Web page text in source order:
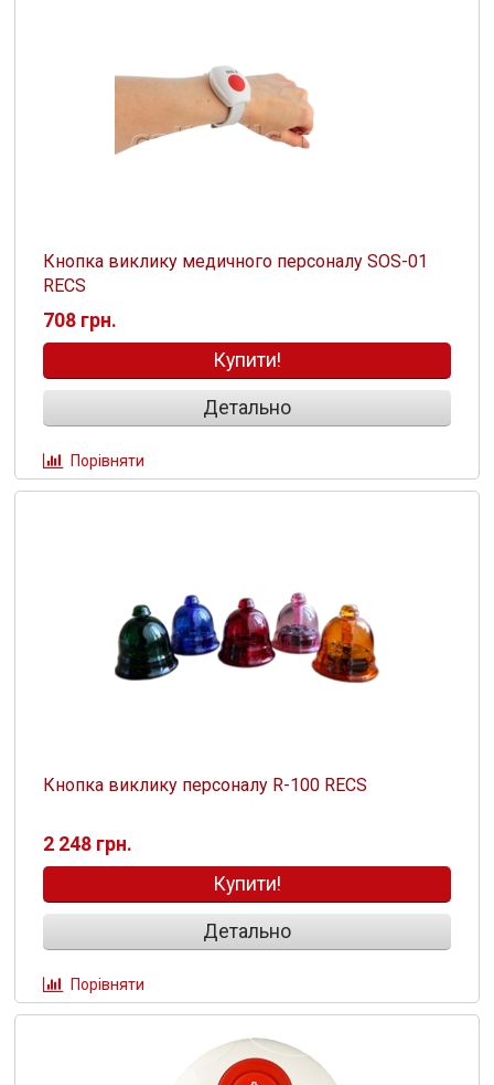
Кнопка виклику медичного персоналу SOS-01
RECS
708 грн.
Купити!
Детально
Порівняти
Кнопка виклику персоналу R-100 RECS
2 248 грн.
Купити!
Детально
Порівняти